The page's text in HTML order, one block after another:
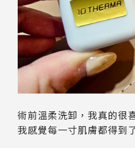
術前溫柔洗卸，我真的很
我感覺每一寸肌膚都得到